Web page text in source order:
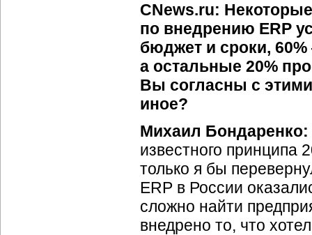
CNews.ru:
по внедрению ERP
бюджет и сроки,
а остальные 20%
Вы согласны с
иное?
Михаил Бондаренко:
известного принципа
только я бы
ERP в России
сложно найти
внедрено то, что